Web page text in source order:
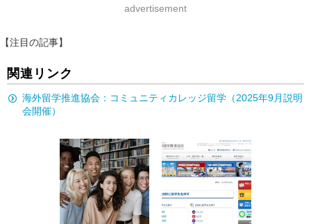
advertisement
【注目の記事】
関連リンク
海外留学推進協会：コミュニティカレッジ留学（2025年9月説明
会開催）